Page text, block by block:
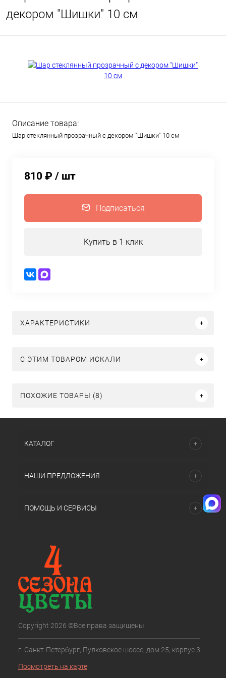
декором "Шишки" 10 см
Описание товара:
Шар стеклянный прозрачный с декором "Шишки" 10 см
810 ₽ / шт
Подписаться
Купить в 1 клик
ХАРАКТЕРИСТИКИ
C ЭТИМ ТОВАРОМ ИСКАЛИ
ПОХОЖИЕ ТОВАРЫ (8)
КАТАЛОГ
НАШИ ПРЕДЛОЖЕНИЯ
ПОМОЩЬ И СЕРВИСЫ
Copyright 2026 ©Все права защищены.
г. Санкт-Петербург, Пулковское шоссе, дом 25, корпус 3
Посмотреть на карте